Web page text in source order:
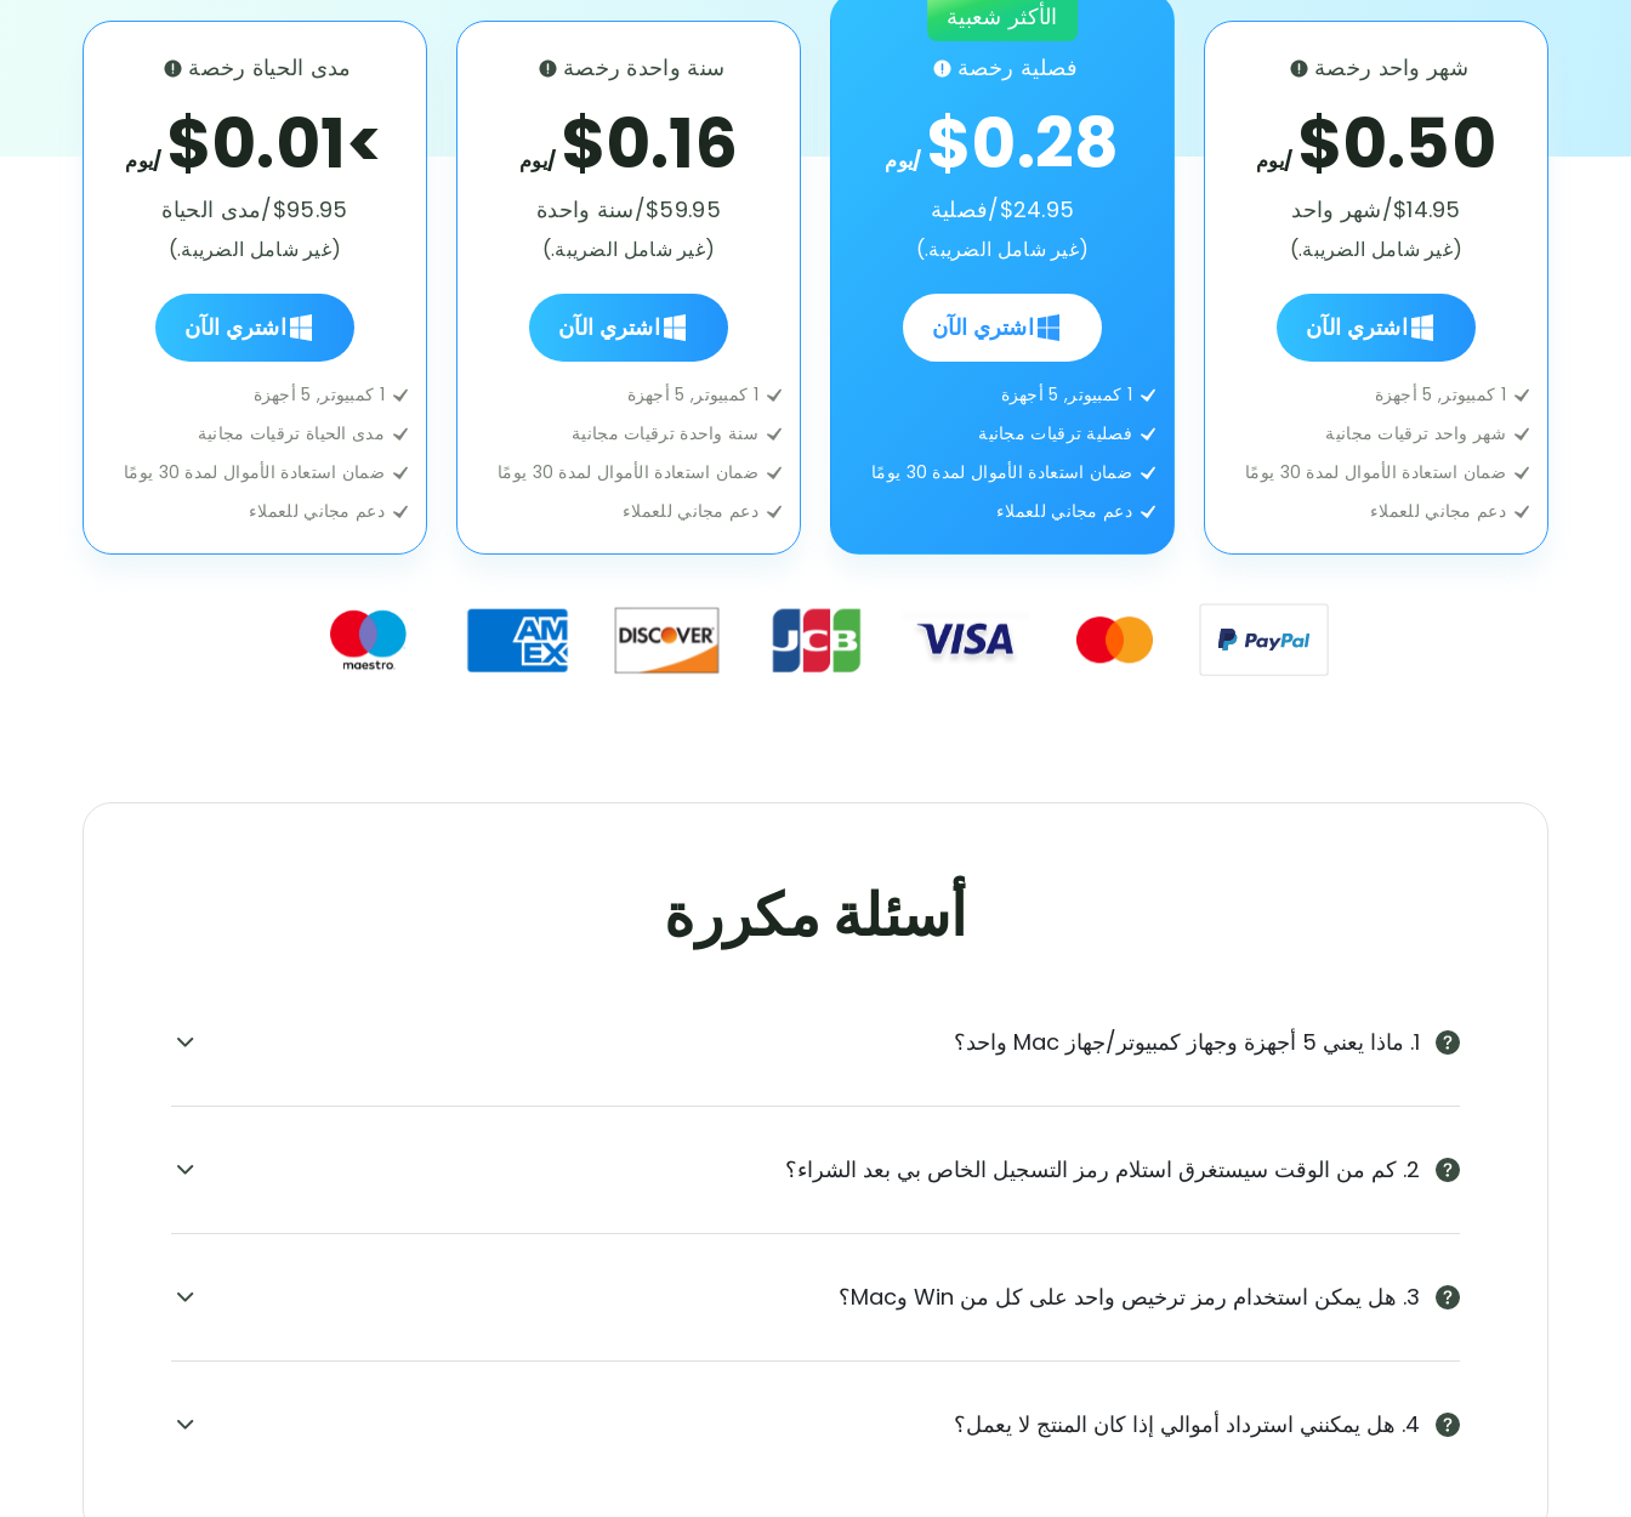
شهر واحد رخصة
$0.50 /يوم
$14.95/شهر واحد
(غير شامل الضريبة.)
اشتري الآن
1 كمبيوتر, 5 أجهزة
شهر واحد ترقيات مجانية
ضمان استعادة الأموال لمدة 30 يومًا
دعم مجاني للعملاء
الأكثر شعبية
فصلية رخصة
$0.28 /يوم
$24.95/فصلية
(غير شامل الضريبة.)
اشتري الآن
1 كمبيوتر, 5 أجهزة
فصلية ترقيات مجانية
ضمان استعادة الأموال لمدة 30 يومًا
دعم مجاني للعملاء
سنة واحدة رخصة
$0.16 /يوم
$59.95/سنة واحدة
(غير شامل الضريبة.)
اشتري الآن
1 كمبيوتر, 5 أجهزة
سنة واحدة ترقيات مجانية
ضمان استعادة الأموال لمدة 30 يومًا
دعم مجاني للعملاء
مدى الحياة رخصة
>$0.01 /يوم
$95.95/مدى الحياة
(غير شامل الضريبة.)
اشتري الآن
1 كمبيوتر, 5 أجهزة
مدى الحياة ترقيات مجانية
ضمان استعادة الأموال لمدة 30 يومًا
دعم مجاني للعملاء
أسئلة مكررة
1. ماذا يعني 5 أجهزة وجهاز كمبيوتر/جهاز Mac واحد؟
2. كم من الوقت سيستغرق استلام رمز التسجيل الخاص بي بعد الشراء؟
3. هل يمكن استخدام رمز ترخيص واحد على كل من Win وMac؟
4. هل يمكنني استرداد أموالي إذا كان المنتج لا يعمل؟